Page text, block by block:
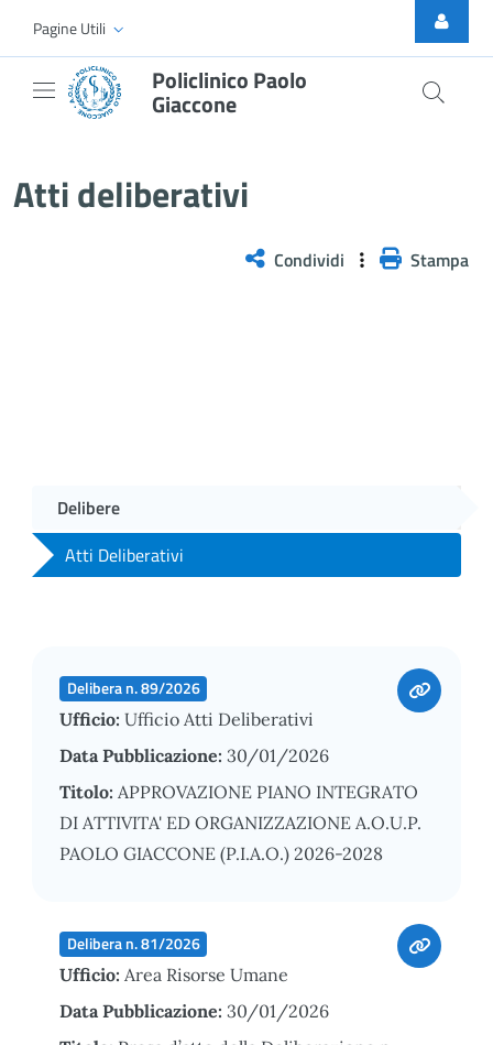
Skip to Main Content
Pagine Utili
Policlinico Paolo
Giaccone
Atti deliberativi
Condividi Stampa
Delibere
Atti Deliberativi
Delibera n. 89/2026
Ufficio: Ufficio Atti Deliberativi
Data Pubblicazione: 30/01/2026
Titolo: APPROVAZIONE PIANO INTEGRATO
DI ATTIVITA' ED ORGANIZZAZIONE A.O.U.P.
PAOLO GIACCONE (P.I.A.O.) 2026-2028
Delibera n. 81/2026
Ufficio: Area Risorse Umane
Data Pubblicazione: 30/01/2026